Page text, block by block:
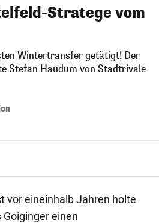
Stratege vom
Wintertransfer getätigt! Der
Stefan Haudum von Stadtrivale
vor eineinhalb Jahren holte
einen